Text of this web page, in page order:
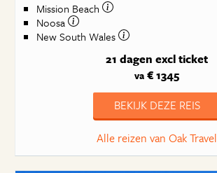
Mission Beach
Noosa
New South Wales
21 dagen excl ticket
va € 1345
BEKIJK DEZE REIS
Alle reizen van Oak Travel